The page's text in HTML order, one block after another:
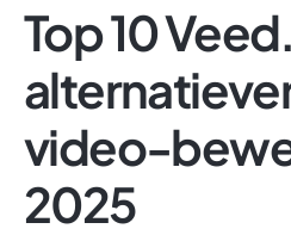
Top 10
video-
2025